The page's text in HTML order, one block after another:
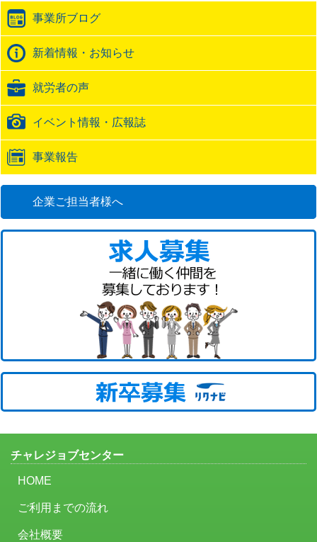
ッ
ク
バ
ッ
URL
事業所ブログ
新着情報・お知らせ
就労者の声
イベント情報・広報誌
事業報告
企業ご担当者様へ
チャレジョブセンター
HOME
ご利用までの流れ
会社概要